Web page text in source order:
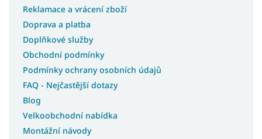
Reklamace a vrácení zboží
Doprava a platba
Doplňkové služby
Obchodní podmínky
Podmínky ochrany osobních údajů
FAQ - Nejčastější dotazy
Blog
Velkoobchodní nabídka
Montážní návody